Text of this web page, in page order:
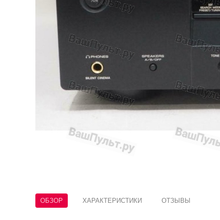
ОБЗОР ХАРАКТЕРИСТИКИ ОТЗЫВЫ